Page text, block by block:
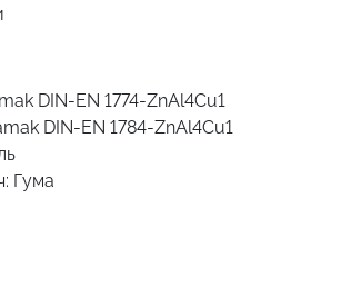
DIN-EN 1774-ZnAl4Cu1
DIN-EN 1784-ZnAl4Cu1
Гума